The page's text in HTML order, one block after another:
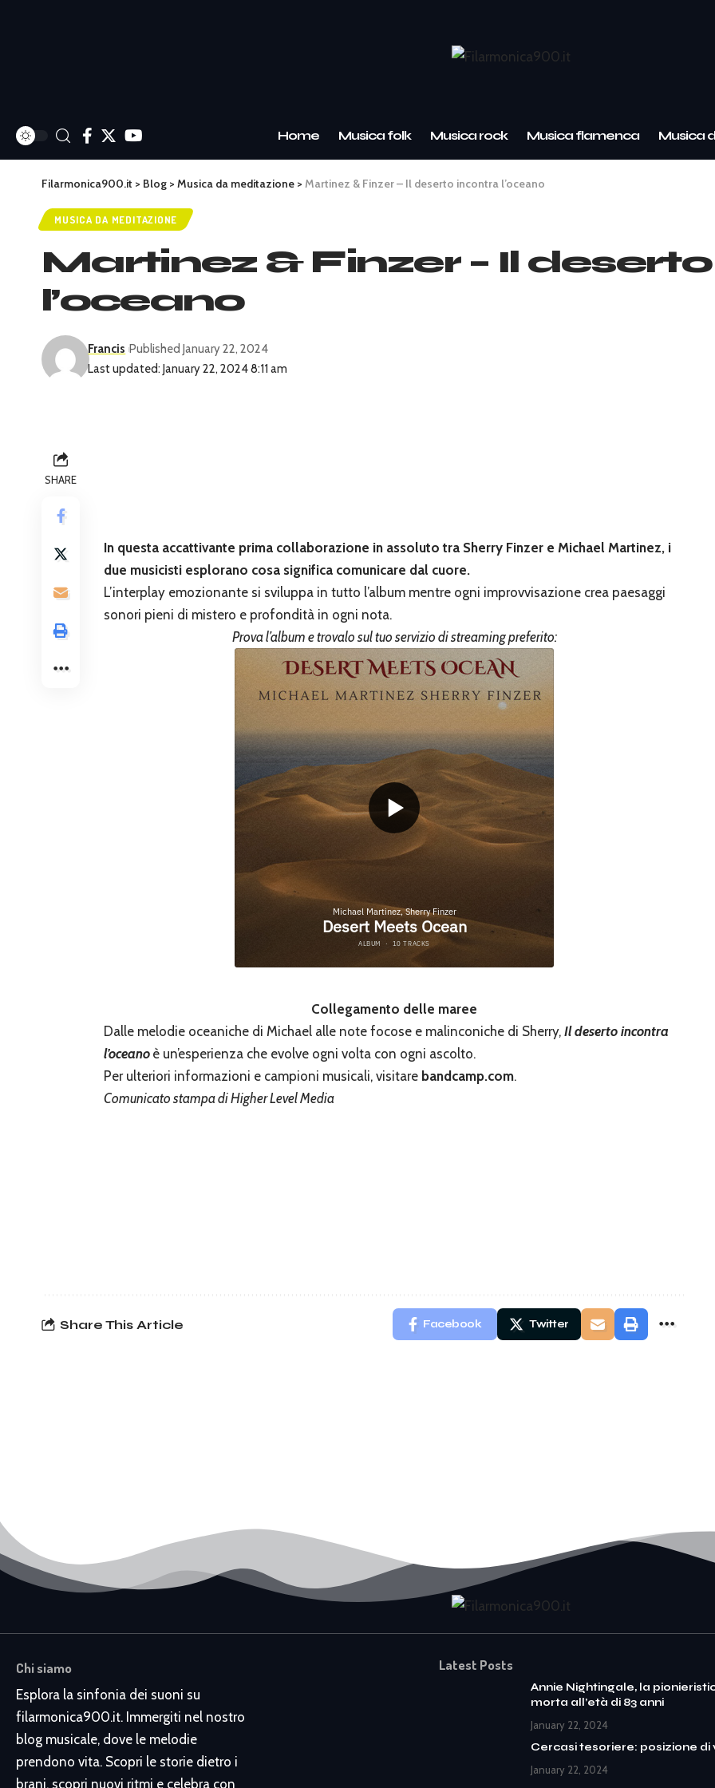
Home Musica folk Musica rock Musica flamenca Musica
Filarmonica900.it > Blog > Musica da meditazione > Martinez & Finzer – Il deserto incontra l’oceano
MUSICA DA MEDITAZIONE
Martinez & Finzer – Il
l’oceano
Last updated: January 22, 2024 8:11 am
Francis Published January 22, 2024
SHARE
In questa accattivante prima collaborazione in assoluto tra Sherry Finzer e Michael Martinez, i
due musicisti esplorano cosa significa comunicare dal cuore.
L’interplay emozionante si sviluppa in tutto l’album mentre ogni improvvisazione crea paesaggi
sonori pieni di mistero e profondità in ogni nota.
Prova l’album e trovalo sul tuo servizio di streaming preferito:
Collegamento delle maree
Dalle melodie oceaniche di Michael alle note focose e malinconiche di Sherry, Il deserto incontra
l’oceano è un’esperienza che evolve ogni volta con ogni ascolto.
Per ulteriori informazioni e campioni musicali, visitare bandcamp.com.
Comunicato stampa di Higher Level Media
Share This Article Facebook Twitter
Chi siamo
Esplora la sinfonia dei suoni su
filarmonica900.it. Immergiti nel nostro
blog musicale, dove le melodie
prendono vita. Scopri le storie dietro i
brani, scopri nuovi ritmi e celebra con
Latest Posts
Annie Nightingale, la
morta all’età di 83 anni
January 22, 2024
Cercasi tesoriere: posizione di
January 22, 2024